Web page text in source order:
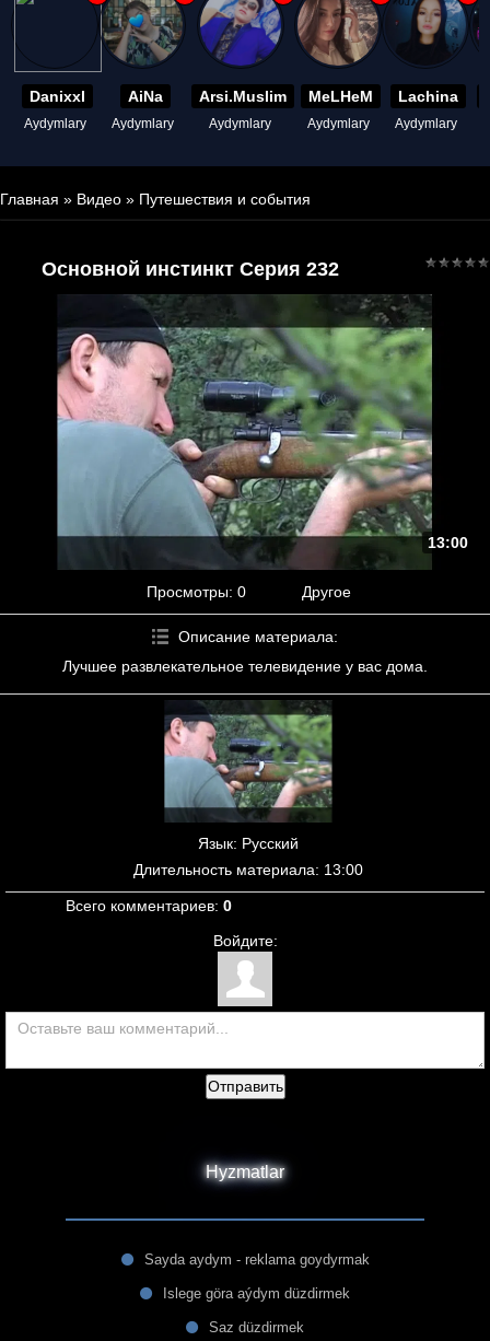
Danixxl
Aydymlary
AiNa
Aydymlary
Arsi.Muslim
Aydymlary
MeLHeM
Aydymlary
Lachina
Aydymlary
Главная » Видео » Путешествия и события
Основной инстинкт Серия 232
13:00
Просмотры: 0 Другое
Описание материала:
Лучшее развлекательное телевидение у вас дома.
Язык: Русский
Длительность материала: 13:00
Всего комментариев: 0
Войдите:
Отправить
Hyzmatlar
Sayda aydym - reklama goydyrmak
Islege göra aýdym düzdirmek
Saz düzdirmek